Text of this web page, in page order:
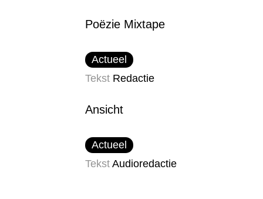
Poëzie Mixtape
Actueel
Tekst Redactie
Ansicht
Actueel
Tekst Audioredactie